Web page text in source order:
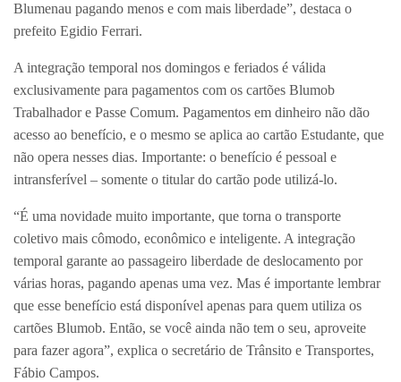
Blumenau pagando menos e com mais liberdade”, destaca o
prefeito Egidio Ferrari.
A integração temporal nos domingos e feriados é válida
exclusivamente para pagamentos com os cartões Blumob
Trabalhador e Passe Comum. Pagamentos em dinheiro não dão
acesso ao benefício, e o mesmo se aplica ao cartão Estudante, que
não opera nesses dias. Importante: o benefício é pessoal e
intransferível – somente o titular do cartão pode utilizá-lo.
“É uma novidade muito importante, que torna o transporte
coletivo mais cômodo, econômico e inteligente. A integração
temporal garante ao passageiro liberdade de deslocamento por
várias horas, pagando apenas uma vez. Mas é importante lembrar
que esse benefício está disponível apenas para quem utiliza os
cartões Blumob. Então, se você ainda não tem o seu, aproveite
para fazer agora”, explica o secretário de Trânsito e Transportes,
Fábio Campos.